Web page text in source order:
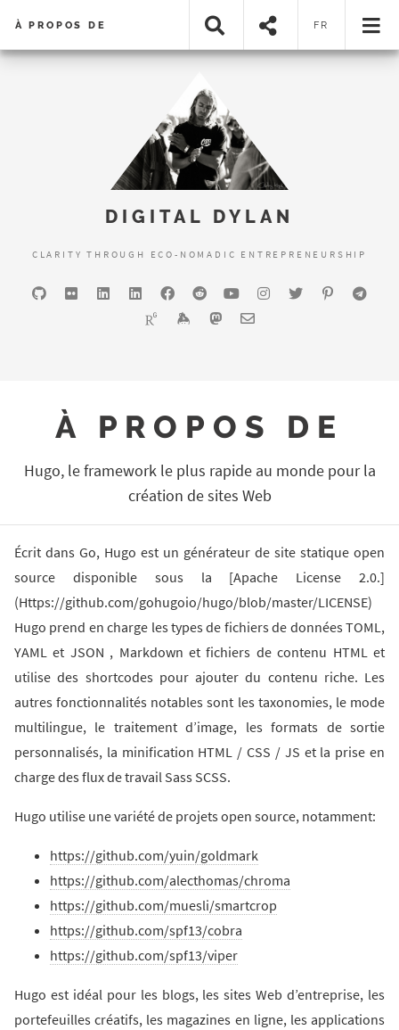
À PROPOS DE FR
DIGITAL DYLAN
CLARITY THROUGH ECO-NOMADIC ENTREPRENEURSHIP
À PROPOS DE
Hugo, le framework le plus rapide au monde pour la
création de sites Web
Écrit dans Go, Hugo est un générateur de site statique open
source disponible sous la [Apache License 2.0.]
(Https://github.com/gohugoio/hugo/blob/master/LICENSE)
Hugo prend en charge les types de fichiers de données TOML,
YAML et JSON , Markdown et fichiers de contenu HTML et
utilise des shortcodes pour ajouter du contenu riche. Les
autres fonctionnalités notables sont les taxonomies, le mode
multilingue, le traitement d’image, les formats de sortie
personnalisés, la minification HTML / CSS / JS et la prise en
charge des flux de travail Sass SCSS.
Hugo utilise une variété de projets open source, notamment:
https://github.com/yuin/goldmark
https://github.com/alecthomas/chroma
https://github.com/muesli/smartcrop
https://github.com/spf13/cobra
https://github.com/spf13/viper
Hugo est idéal pour les blogs, les sites Web d’entreprise, les
portefeuilles créatifs, les magazines en ligne, les applications